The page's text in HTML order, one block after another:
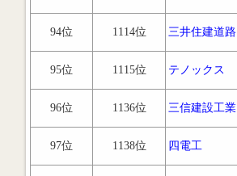
94位 1114位 三井住建道路
95位 1115位 テノックス
96位 1136位 三信建設工業
97位 1138位 四電工